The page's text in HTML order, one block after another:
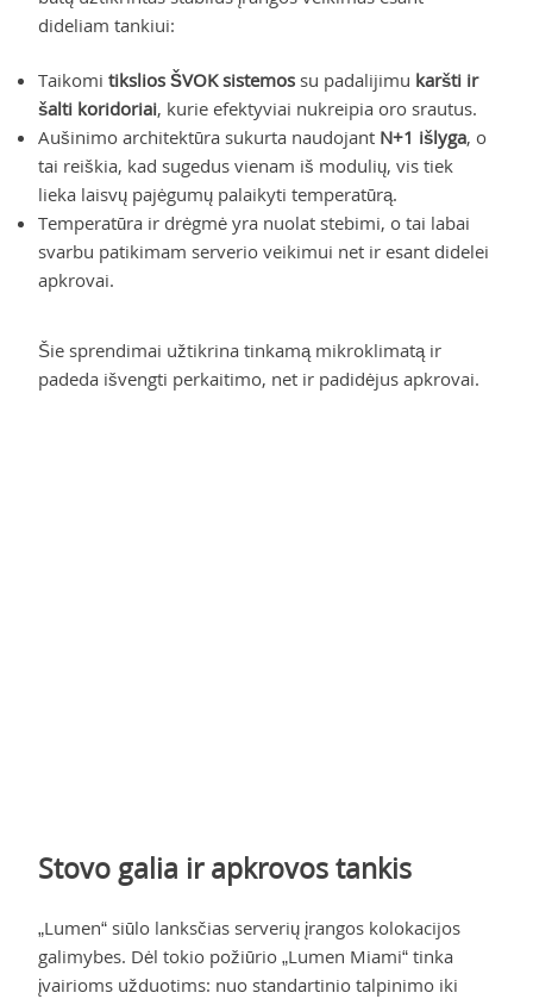
dideliam tankiui:
Taikomi tikslios ŠVOK sistemos su padalijimu karšti ir
šalti koridoriai, kurie efektyviai nukreipia oro srautus.
Aušinimo architektūra sukurta naudojant N+1 išlyga, o
tai reiškia, kad sugedus vienam iš modulių, vis tiek
lieka laisvų pajėgumų palaikyti temperatūrą.
Temperatūra ir drėgmė yra nuolat stebimi, o tai labai
svarbu patikimam serverio veikimui net ir esant didelei
apkrovai.
Šie sprendimai užtikrina tinkamą mikroklimatą ir
padeda išvengti perkaitimo, net ir padidėjus apkrovai.
Stovo galia ir apkrovos tankis
„Lumen“ siūlo lanksčias serverių įrangos kolokacijos
galimybes. Dėl tokio požiūrio „Lumen Miami“ tinka
įvairioms užduotims: nuo standartinio talpinimo iki